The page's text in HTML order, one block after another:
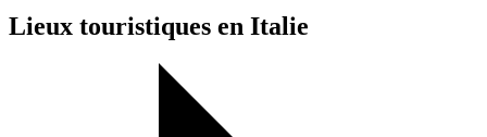
Lieux touristiques en Italie